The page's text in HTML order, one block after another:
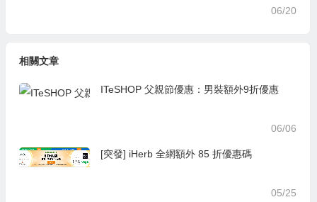
06/20
相關文章
ITeSHOP 父親節優惠：男裝額外9折優惠
06/06
[突發] iHerb 全網額外 85 折優惠碼
05/25